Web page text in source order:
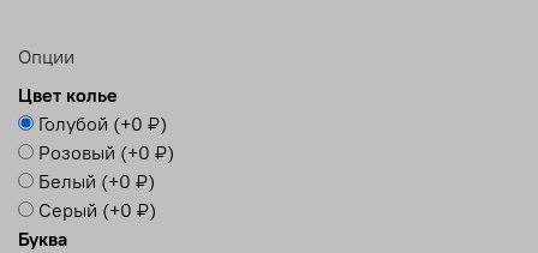
Опции
Цвет колье
Голубой (+0 ₽)
Розовый (+0 ₽)
Белый (+0 ₽)
Серый (+0 ₽)
Буква